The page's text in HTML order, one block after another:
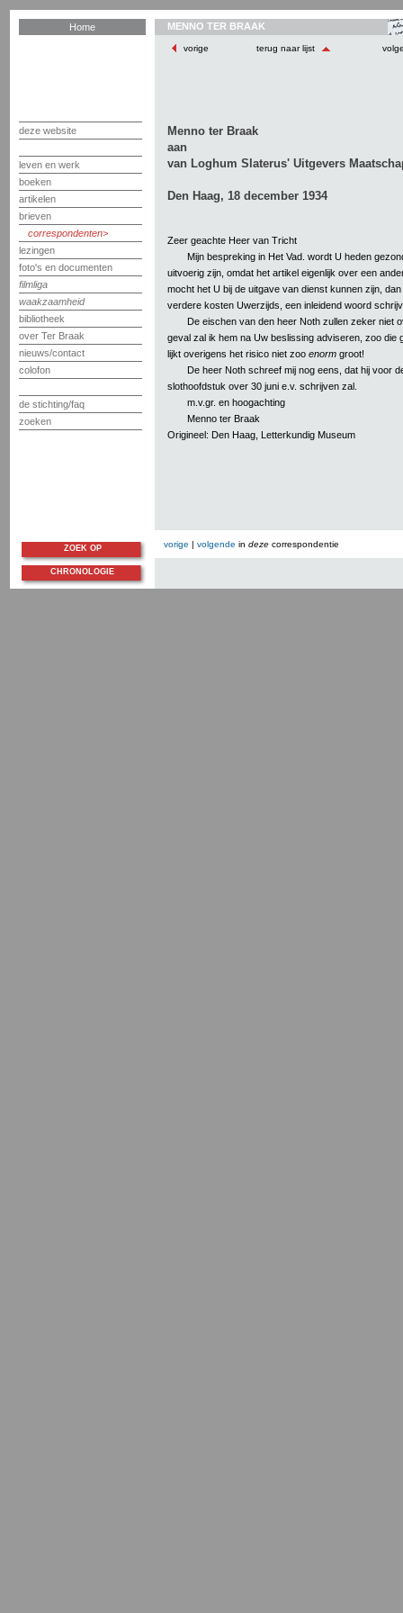
Home
deze website
leven en werk
boeken
artikelen
brieven
correspondenten
lezingen
foto's en documenten
filmliga
waakzaamheid
bibliotheek
over Ter Braak
nieuws/contact
colofon
de stichting/faq
zoeken
MENNO TER BRAAK
vorige terug naar lijst
Menno ter Braak
aan
van Loghum Slaterus' Uitgevers
Den Haag, 18 december 1934
Zeer geachte Heer van Tricht
Mijn bespreking in Het Vad. wordt U heden
uitvoerig zijn, omdat het artikel eigenlijk over een
mocht het U bij de uitgave van dienst kunnen zijn,
verdere kosten Uwerzijds, een inleidend woord
De eischen van den heer Noth zullen zeker niet
geval zal ik hem na Uw beslissing adviseren, zoo die
lijkt overigens het risico niet zoo enorm groot!
De heer Noth schreef mij nog eens, dat hij voor
slothoofdstuk over 30 juni e.v. schrijven zal.
m.v.gr. en hoogachting
Menno ter Braak
Origineel: Den Haag, Letterkundig Museum
vorige | volgende in deze correspondentie
ZOEK OP
CHRONOLOGIE